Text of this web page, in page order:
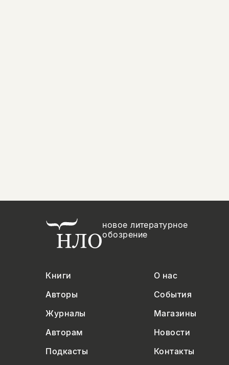
новое литературное
обозрение
Книги
О нас
Авторы
События
Журналы
Магазины
Авторам
Новости
Подкасты
Контакты